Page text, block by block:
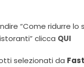
“Come ridurre lo
clicca QUI
selezionati da